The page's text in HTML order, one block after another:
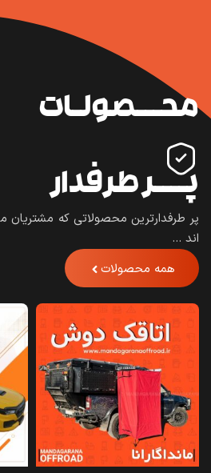
محـــصولـات
پــــر طرفدار
پر طرفدارترین محصولاتی که مشتریان
اند …
همه محصولات